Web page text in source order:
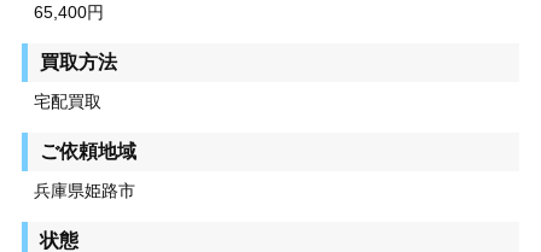
65,400円
買取方法
宅配買取
ご依頼地域
兵庫県姫路市
状態